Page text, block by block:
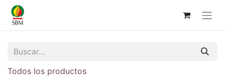
Todos los productos